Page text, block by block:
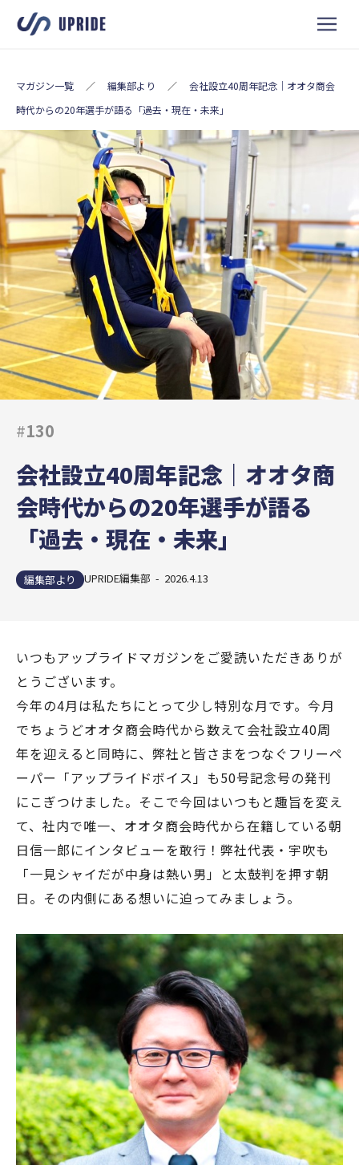
マガジン一覧 ／ 編集部より ／ 会社設立40周年記念｜オオタ商会
時代からの20年選手が語る「過去・現在・未来」
#130
会社設立40周年記念｜オオタ商
会時代からの20年選手が語る
「過去・現在・未来」
編集部より UPRIDE編集部 - 2026.4.13
いつもアップライドマガジンをご愛読いただきありが
とうございます。
今年の4月は私たちにとって少し特別な月です。今月
でちょうどオオタ商会時代から数えて会社設立40周
年を迎えると同時に、弊社と皆さまをつなぐフリーペ
ーパー「アップライドボイス」も50号記念号の発刊
にこぎつけました。そこで今回はいつもと趣旨を変え
て、社内で唯一、オオタ商会時代から在籍している朝
日信一郎にインタビューを敢行！弊社代表・宇吹も
「一見シャイだが中身は熱い男」と太鼓判を押す朝
日。その内側にある想いに迫ってみましょう。